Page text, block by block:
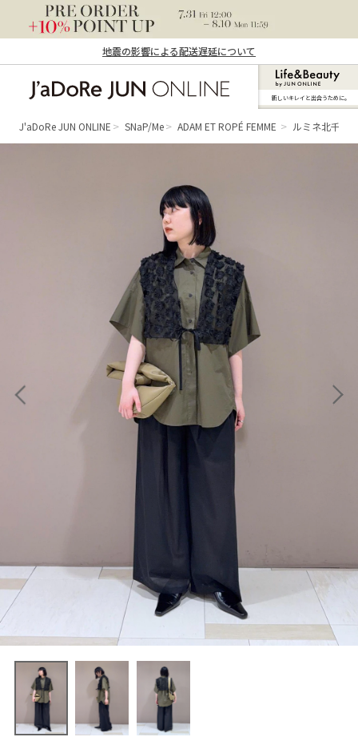
地震の影響による配送遅延について
ン オンライン）
新しいキレイと出合うために。
J'aDoRe JUN ONLINE SNaP/Me ADAM ET ROPÉ FEMME ルミネ北千住